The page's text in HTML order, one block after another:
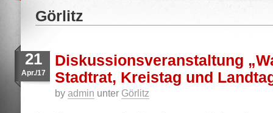
Görlitz
21
Apr./17
Diskussionsveranstaltung
Stadtrat, Kreistag und
by admin unter Görlitz